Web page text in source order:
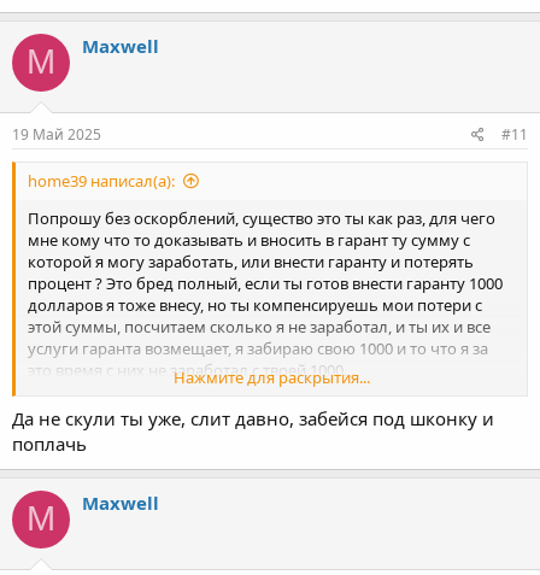
M Maxwell
19 Май 2025 #11
home39 написал(а):
Попрошу без оскорблений, существо это ты как раз, для чего
мне кому что то доказывать и вносить в гарант ту сумму с
которой я могу заработать, или внести гаранту и потерять
процент ? Это бред полный, если ты готов внести гаранту 1000
долларов я тоже внесу, но ты компенсируешь мои потери с
этой суммы, посчитаем сколько я не заработал, и ты их и все
услуги гаранта возмещает, я забираю свою 1000 и то что я за
это время с них не заработал с твоей 1000.
Я никого не уговариваю и не заставляю работать, и доказывать
не собираюсь каждому, кто в теме тот работает молча, а такие
как ты с 10 долларов захотел миллион заработать и даже пару
долларов для теста жалко )) мальчик иди учи уроки а и не
Нажмите для раскрытия...
Да не скули ты уже, слит давно, забейся под шконку и
поплачь
M Maxwell